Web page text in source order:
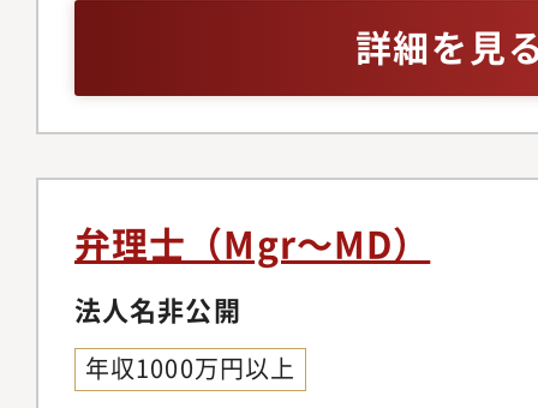
と取引があり、特に
強みを持ちます。・
BUSINESS』内の
トップ10にランクイ
https://
s/default/files/e-
AUG-2022/viewer/
25#page/4・『ASIAN
の「ASIA IP ランキン
詳細を見
弁理士（Mgr～MD）
法人名非公開
年収1000万円以上